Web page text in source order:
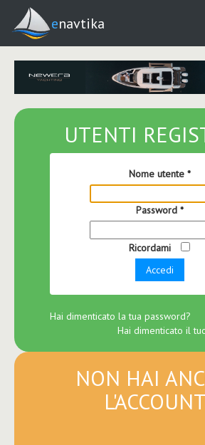
enavtika
UTENTI
Nome utente*
Password*
Ricordami
Accedi
Hai dimenticato la tua password?
Hai dimenticato il
NON HAI